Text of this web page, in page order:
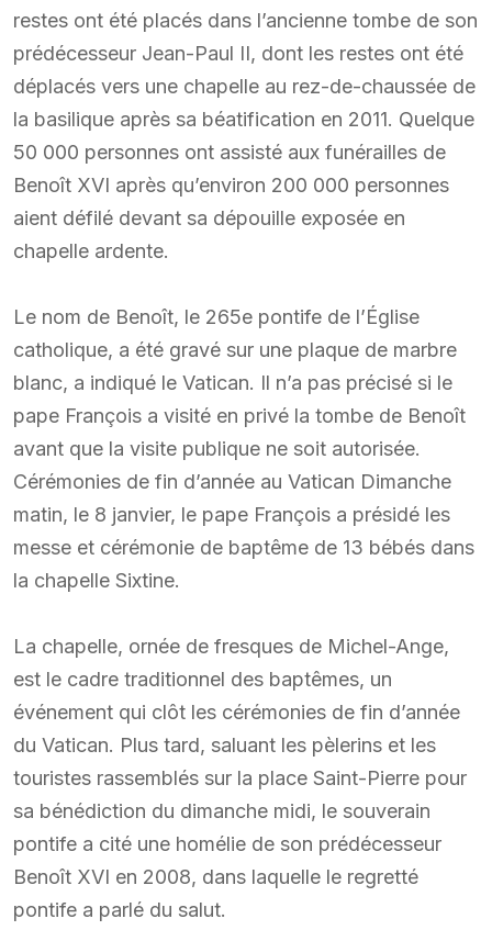
restes ont été placés dans l’ancienne tombe de son
prédécesseur Jean-Paul II, dont les restes ont été
déplacés vers une chapelle au rez-de-chaussée de
la basilique après sa béatification en 2011. Quelque
50 000 personnes ont assisté aux funérailles de
Benoît XVI après qu’environ 200 000 personnes
aient défilé devant sa dépouille exposée en
chapelle ardente.
Le nom de Benoît, le 265e pontife de l’Église
catholique, a été gravé sur une plaque de marbre
blanc, a indiqué le Vatican. Il n’a pas précisé si le
pape François a visité en privé la tombe de Benoît
avant que la visite publique ne soit autorisée.
Cérémonies de fin d’année au Vatican Dimanche
matin, le 8 janvier, le pape François a présidé les
messe et cérémonie de baptême de 13 bébés dans
la chapelle Sixtine.
La chapelle, ornée de fresques de Michel-Ange,
est le cadre traditionnel des baptêmes, un
événement qui clôt les cérémonies de fin d’année
du Vatican. Plus tard, saluant les pèlerins et les
touristes rassemblés sur la place Saint-Pierre pour
sa bénédiction du dimanche midi, le souverain
pontife a cité une homélie de son prédécesseur
Benoît XVI en 2008, dans laquelle le regretté
pontife a parlé du salut.